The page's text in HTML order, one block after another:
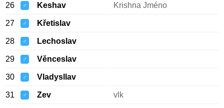
26 ♂ Keshav Krishna Jméno
27 ♂ Křetislav
28 ♂ Lechoslav
29 ♂ Věnceslav
30 ♂ Vladysllav
31 ♂ Zev vlk